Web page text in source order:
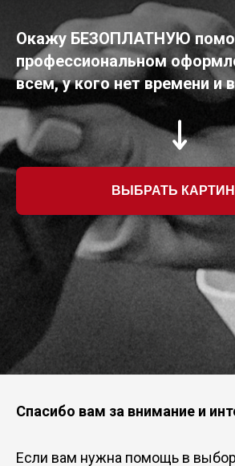
Окажу БЕЗОПЛАТНУЮ
профессиональном
всем, у кого нет времени и
ВЫБРАТЬ
Спасибо вам за внимание и
Если вам нужна помощь в